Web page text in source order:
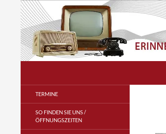
springen
TERMINE
SO FINDEN SIE UNS /
ÖFFNUNGSZEITEN